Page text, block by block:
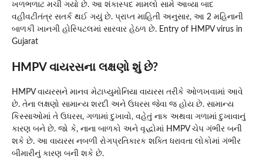
ખળભળાટ મચી ગયો છે. આ શંકાસ્પદ મામલો સામે આવ્યા બાદ
વહીવટીતંત્ર સતર્ક થઈ ગયું છે. પ્રાપ્ત માહિતી અનુસાર, આ 2 મહિનાની
બાળકી ખાનગી હોસ્પિટલમાં સારવાર હેઠળ છે. Entry of HMPV virus in
Gujarat
HMPV વાયરસના લક્ષણો શું છે?
HMPV વાયરસને માનવ મેટાપ્યુમોનિયા વાયરસ તરીકે ઓળખવામાં આવે
છે. તેના લક્ષણો સામાન્ય શરદી અને ઉધરસ જેવા જ હોય છે. સામાન્ય
કિસ્સાઓમાં તે ઉધરસ, ગળામાં દુખાવો, વહેતું નાક અથવા ગળામાં દુખાવાનું
કારણ બને છે. જો કે, નાના બાળકો અને વૃદ્ધોમાં HMPV ચેપ ગંભીર બની
શકે છે. આ વાયરસ નબળી રોગપ્રતિકારક શક્તિ ધરાવતા લોકોમાં ગંભીર
બીમારીનું કારણ બની શકે છે.